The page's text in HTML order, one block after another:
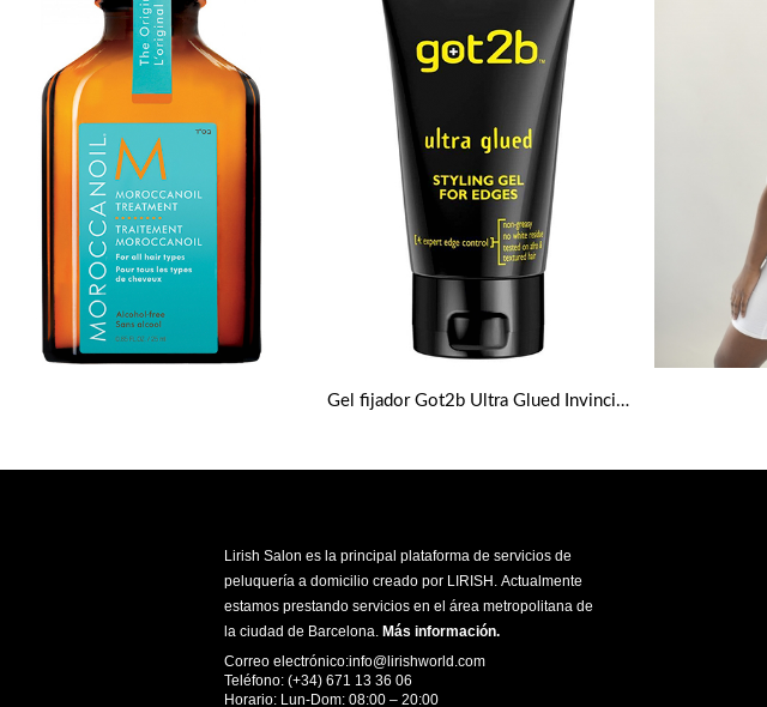
Gel fijador Got2b Ultra Glued Invincible Extreme Hold Hair Styling 150 Ml
Lirish Salon es la principal plataforma de servicios de
peluquería a domicilio creado por LIRISH. Actualmente
estamos prestando servicios en el área metropolitana de
la ciudad de Barcelona. Más información.
Correo electrónico:info@lirishworld.com
Teléfono: (+34) 671 13 36 06
Horario: Lun-Dom: 08:00 – 20:00